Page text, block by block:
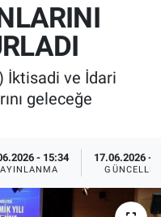
İktisadi ve İdari
geleceğe
- 15:34 17.06.2026 -